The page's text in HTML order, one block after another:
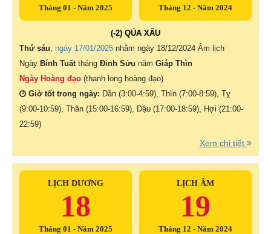
Tháng 01 - Năm 2025 Tháng 12 - Năm 2024
(-2) QÚA XẤU
Thứ sáu ngày 17/01/2025 nhằm ngày 18/12/2024 Âm lịch
Ngày Bính Tuất tháng Đinh Sửu năm Giáp Thìn
Ngày Hoàng đạo (thanh long hoàng đạo)
Giờ tốt trong ngày: Dần (3:00-4:59), Thìn (7:00-8:59), Tỵ
(9:00-10:59), Thân (15:00-16:59), Dậu (17:00-18:59), Hợi (21:00-
22:59)
Xem chi tiết
LỊCH DƯƠNG
18
Tháng 01 - Năm 2025
LỊCH ÂM
19
Tháng 12 - Năm 2024